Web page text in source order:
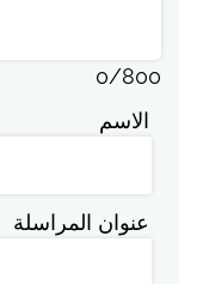
0/800
الاسم
عنوان المراسلة